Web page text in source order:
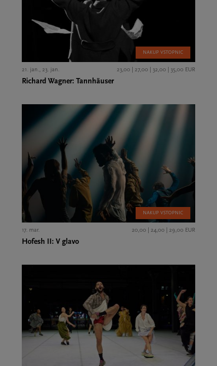
NAKUP VSTOPNIC
21. jan., 23. jan. 23,00 | 27,00 | 32,00 | 35,00 EUR
Richard Wagner: Tannhäuser
NAKUP VSTOPNIC
17. mar. 20,00 | 24,00 | 29,00 EUR
Hofesh II: V glavo